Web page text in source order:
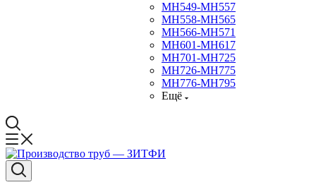
МН549-МН557
МН558-МН565
МН566-МН571
МН601-МН617
МН701-МН725
МН726-МН775
МН776-МН795
Ещё